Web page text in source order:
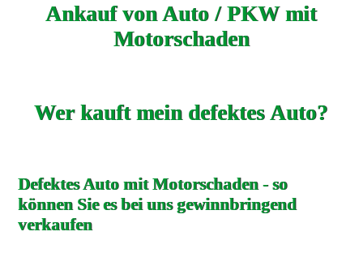
Ankauf von Auto / PKW mit
Motorschaden
Wer kauft mein defektes Auto?
Defektes Auto mit Motorschaden - so
können Sie es bei uns gewinnbringend
verkaufen